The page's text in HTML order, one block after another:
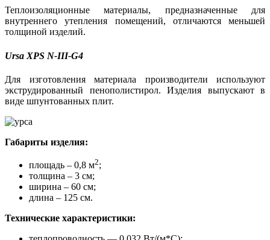
Теплоизоляционные материалы, предназначенные для
внутреннего утепления помещений, отличаются меньшей
толщиной изделий.
Ursa XPS N-III-G4
Для изготовления материала производители используют
экструдированный пенополистирол. Изделия выпускают в
виде шпунтованных плит.
Габариты изделия:
площадь – 0,8 м2;
толщина – 3 см;
ширина – 60 см;
длина – 125 см.
Технические характеристики: